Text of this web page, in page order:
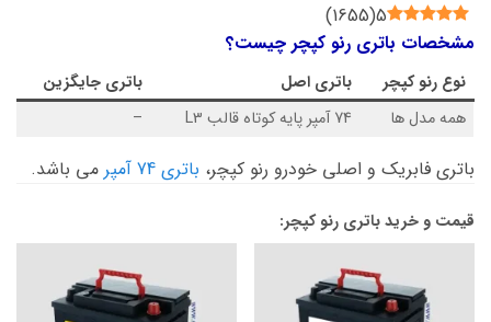
5
(
1655
)
مشخصات باتری رنو کپچر چیست؟
نوع رنو کپچر باتری اصل
باتری جایگزین
همه مدل ها
74 آمپر پایه کوتاه قالب L3 –
باتری فابریک و اصلی خودرو رنو کپچر، باتری 74 آمپر می باشد.
قیمت و خرید باتری رنو کپچر: